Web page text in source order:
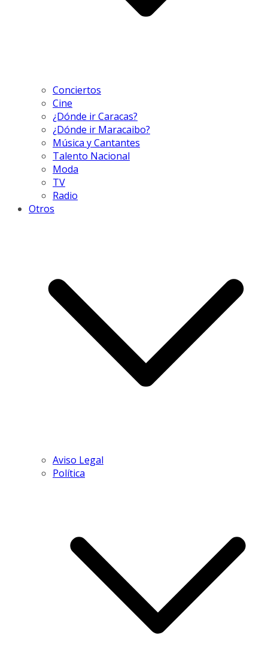
Conciertos
Cine
¿Dónde ir Caracas?
¿Dónde ir Maracaibo?
Música y Cantantes
Talento Nacional
Moda
TV
Radio
Otros
Aviso Legal
Política